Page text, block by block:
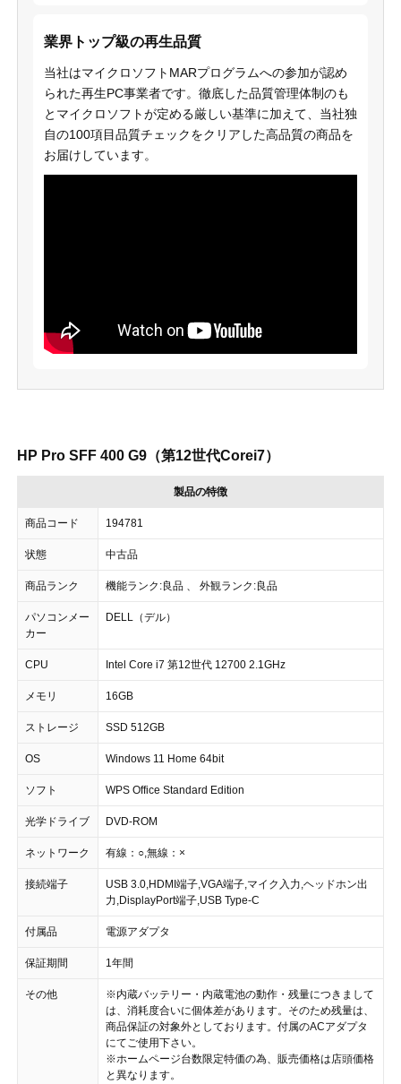
業界トップ級の再生品質
当社はマイクロソフトMARプログラムへの参加が認め
られた再生PC事業者です。徹底した品質管理体制のも
とマイクロソフトが定める厳しい基準に加えて、当社独
自の100項目品質チェックをクリアした高品質の商品を
お届けしています。
HP Pro SFF 400 G9（第12世代Corei7）
製品の特徴
商品コード 194781
状態 中古品
商品ランク 機能ランク:良品 、 外観ランク:良品
パソコンメー
カー
DELL（デル）
CPU Intel Core i7 第12世代 12700 2.1GHz
メモリ 16GB
ストレージ SSD 512GB
OS Windows 11 Home 64bit
ソフト WPS Office Standard Edition
光学ドライブ DVD-ROM
ネットワーク 有線：○,無線：×
接続端子
USB 3.0,HDMI端子,VGA端子,マイク入力,ヘッドホン出
力,DisplayPort端子,USB Type-C
付属品 電源アダプタ
保証期間 1年間
その他
※内蔵バッテリー・内蔵電池の動作・残量につきまして
は、消耗度合いに個体差があります。そのため残量は、
商品保証の対象外としております。付属のACアダプタ
にてご使用下さい。
※ホームページ台数限定特価の為、販売価格は店頭価格
と異なります。